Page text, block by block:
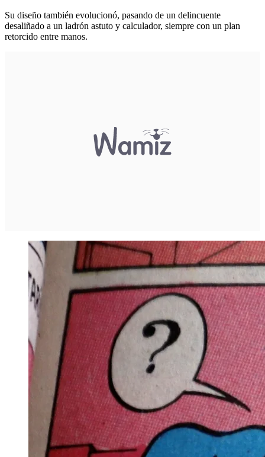
Su diseño también evolucionó, pasando de un delincuente
desaliñado a un ladrón astuto y calculador, siempre con un plan
retorcido entre manos.